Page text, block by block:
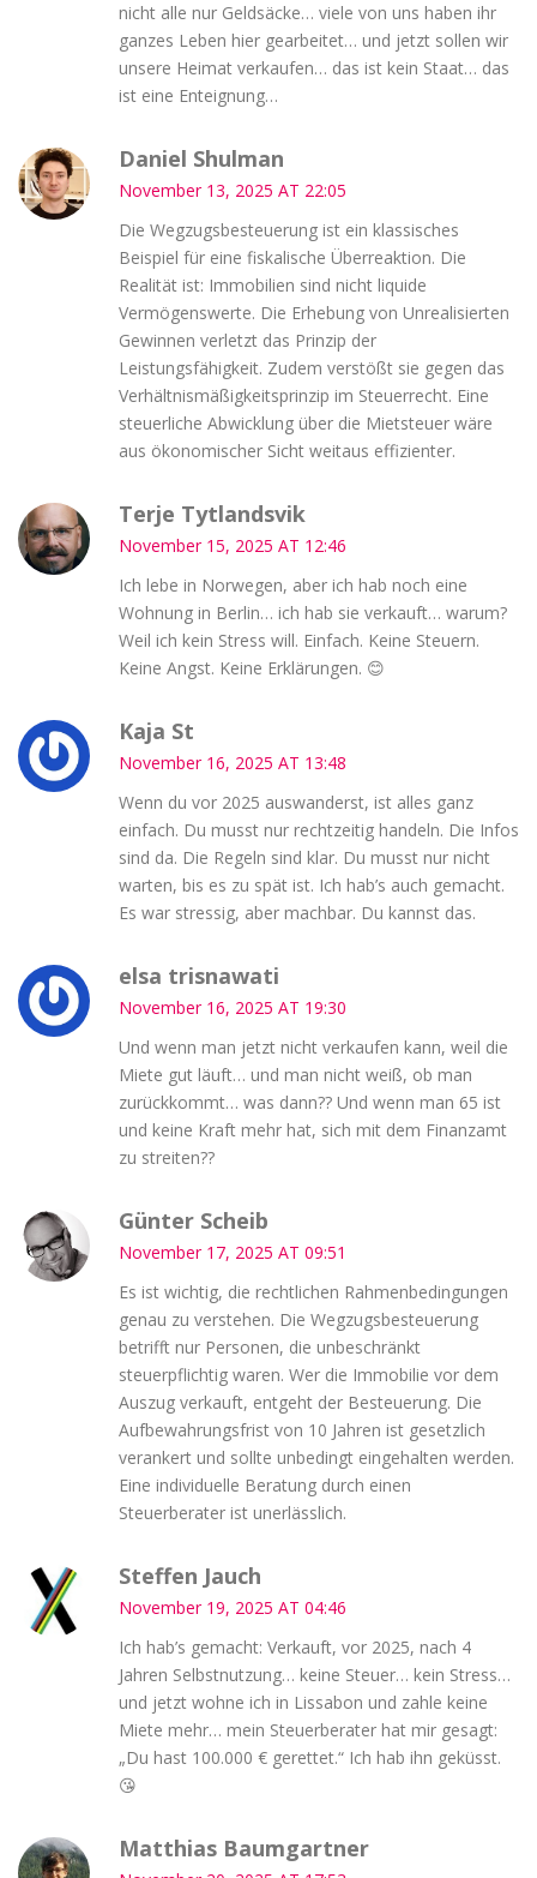
nicht alle nur Geldsäcke… viele von uns haben ihr
ganzes Leben hier gearbeitet… und jetzt sollen wir
unsere Heimat verkaufen… das ist kein Staat… das
ist eine Enteignung…
Daniel Shulman
November 13, 2025 AT 22:05
Die Wegzugsbesteuerung ist ein klassisches
Beispiel für eine fiskalische Überreaktion. Die
Realität ist: Immobilien sind nicht liquide
Vermögenswerte. Die Erhebung von Unrealisierten
Gewinnen verletzt das Prinzip der
Leistungsfähigkeit. Zudem verstößt sie gegen das
Verhältnismäßigkeitsprinzip im Steuerrecht. Eine
steuerliche Abwicklung über die Mietsteuer wäre
aus ökonomischer Sicht weitaus effizienter.
Terje Tytlandsvik
November 15, 2025 AT 12:46
Ich lebe in Norwegen, aber ich hab noch eine
Wohnung in Berlin… ich hab sie verkauft… warum?
Weil ich kein Stress will. Einfach. Keine Steuern.
Keine Angst. Keine Erklärungen. 😊
Kaja St
November 16, 2025 AT 13:48
Wenn du vor 2025 auswanderst, ist alles ganz
einfach. Du musst nur rechtzeitig handeln. Die Infos
sind da. Die Regeln sind klar. Du musst nur nicht
warten, bis es zu spät ist. Ich hab’s auch gemacht.
Es war stressig, aber machbar. Du kannst das.
elsa trisnawati
November 16, 2025 AT 19:30
Und wenn man jetzt nicht verkaufen kann, weil die
Miete gut läuft… und man nicht weiß, ob man
zurückkommt… was dann?? Und wenn man 65 ist
und keine Kraft mehr hat, sich mit dem Finanzamt
zu streiten??
Günter Scheib
November 17, 2025 AT 09:51
Es ist wichtig, die rechtlichen Rahmenbedingungen
genau zu verstehen. Die Wegzugsbesteuerung
betrifft nur Personen, die unbeschränkt
steuerpflichtig waren. Wer die Immobilie vor dem
Auszug verkauft, entgeht der Besteuerung. Die
Aufbewahrungsfrist von 10 Jahren ist gesetzlich
verankert und sollte unbedingt eingehalten werden.
Eine individuelle Beratung durch einen
Steuerberater ist unerlässlich.
Steffen Jauch
November 19, 2025 AT 04:46
Ich hab’s gemacht: Verkauft, vor 2025, nach 4
Jahren Selbstnutzung… keine Steuer… kein Stress…
und jetzt wohne ich in Lissabon und zahle keine
Miete mehr… mein Steuerberater hat mir gesagt:
„Du hast 100.000 € gerettet.“ Ich hab ihn geküsst.
😘
Matthias Baumgartner